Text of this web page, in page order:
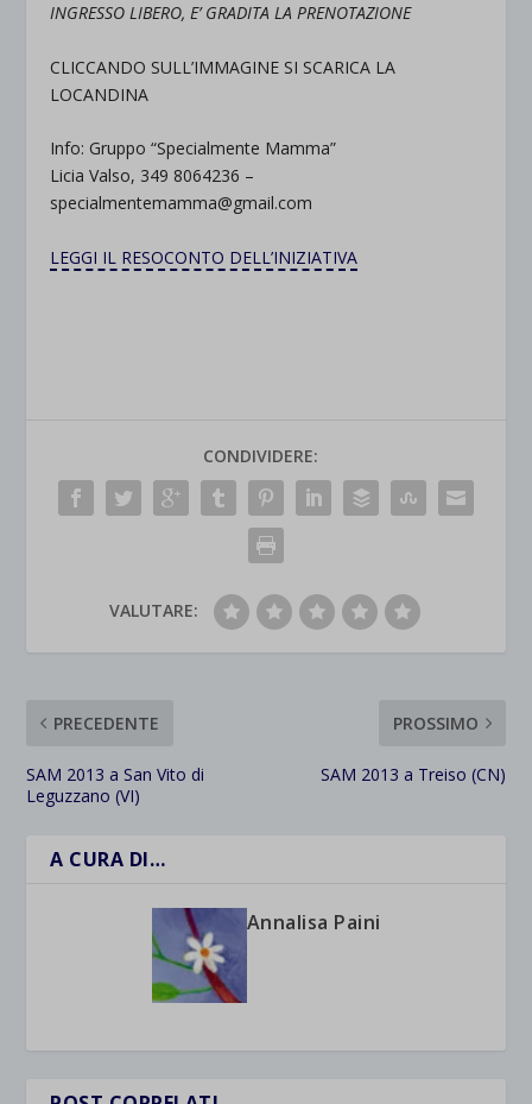
INGRESSO LIBERO, E’ GRADITA LA PRENOTAZIONE
CLICCANDO SULL’IMMAGINE SI SCARICA LA
LOCANDINA
Info: Gruppo “Specialmente Mamma”
Licia Valso, 349 8064236 –
specialmentemamma@gmail.com
LEGGI IL RESOCONTO DELL’INIZIATIVA
CONDIVIDERE:
VALUTARE:
PRECEDENTE
SAM 2013 a San Vito di
Leguzzano (VI)
PROSSIMO
SAM 2013 a Treiso (CN)
A CURA DI…
Annalisa Paini